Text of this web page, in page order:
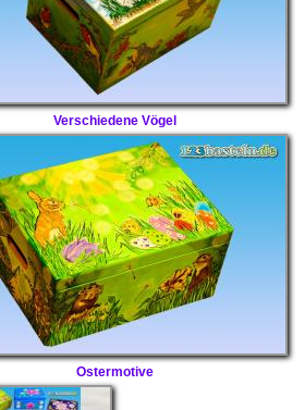
Verschiedene Vögel
Ostermotive